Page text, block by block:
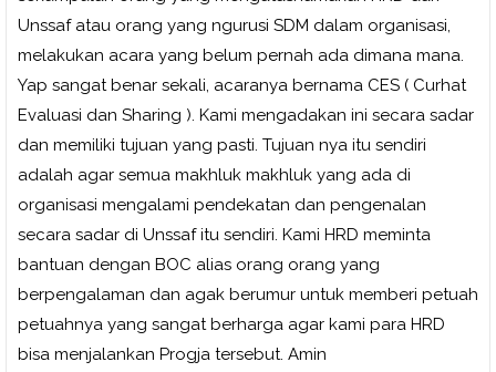
Unssaf atau orang yang ngurusi SDM dalam organisasi,
melakukan acara yang belum pernah ada dimana mana.
Yap sangat benar sekali, acaranya bernama CES ( Curhat
Evaluasi dan Sharing ). Kami mengadakan ini secara sadar
dan memiliki tujuan yang pasti. Tujuan nya itu sendiri
adalah agar semua makhluk makhluk yang ada di
organisasi mengalami pendekatan dan pengenalan
secara sadar di Unssaf itu sendiri. Kami HRD meminta
bantuan dengan BOC alias orang orang yang
berpengalaman dan agak berumur untuk memberi petuah
petuahnya yang sangat berharga agar kami para HRD
bisa menjalankan Progja tersebut. Amin